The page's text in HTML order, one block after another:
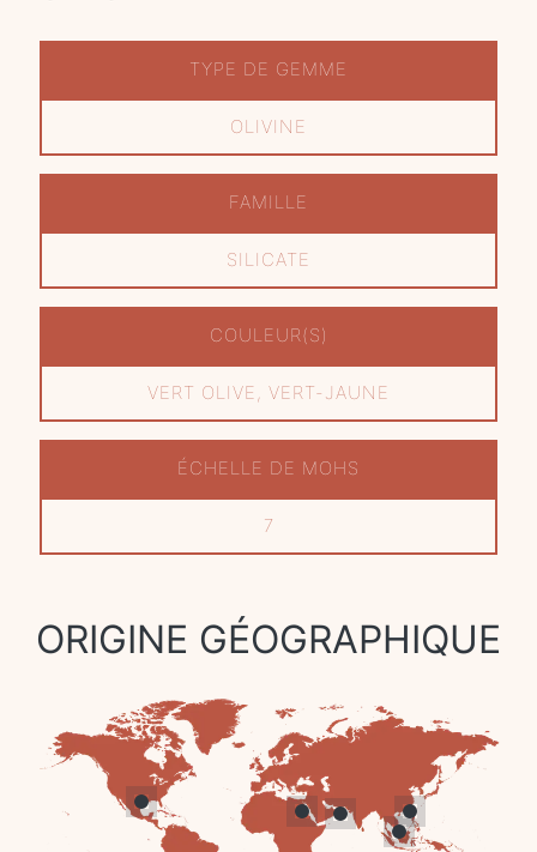
TYPE DE GEMME
OLIVINE
FAMILLE
SILICATE
COULEUR(S)
VERT OLIVE, VERT-JAUNE
ÉCHELLE DE MOHS
7
ORIGINE GÉOGRAPHIQUE